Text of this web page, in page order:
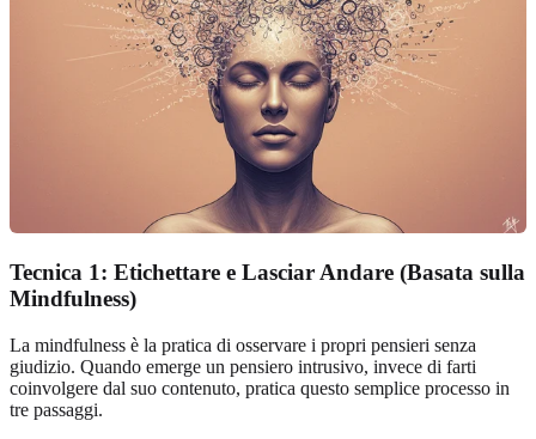
Tecnica 1: Etichettare e Lasciar Andare (Basata sulla
Mindfulness)
La mindfulness è la pratica di osservare i propri pensieri senza
giudizio. Quando emerge un pensiero intrusivo, invece di farti
coinvolgere dal suo contenuto, pratica questo semplice processo in
tre passaggi.